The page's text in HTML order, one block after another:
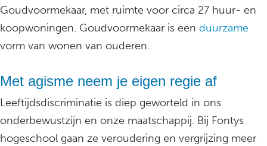
Goudvoormekaar, met ruimte voor circa 27 huur- en
koopwoningen. Goudvoormekaar is een duurzame
vorm van wonen van ouderen.
Met agisme neem je eigen regie af
Leeftijdsdiscriminatie is diep geworteld in ons
onderbewustzijn en onze maatschappij. Bij Fontys
hogeschool gaan ze veroudering en vergrijzing meer